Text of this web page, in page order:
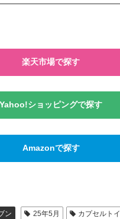
楽天市場で探す
Yahoo!ショッピングで探す
Amazonで探す
ン 25年5月
カプセルトイ